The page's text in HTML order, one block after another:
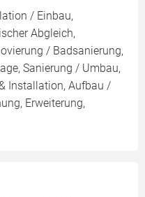
/ Einbau,
Abgleich,
/ Badsanierung,
Sanierung / Umbau,
Installation, Aufbau /
Erweiterung,